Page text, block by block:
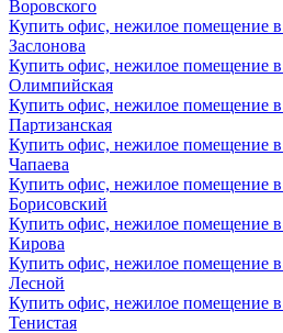
Воровского
Купить офис, нежилое помещение
Заслонова
Купить офис, нежилое помещение
Олимпийская
Купить офис, нежилое помещение
Партизанская
Купить офис, нежилое помещение
Чапаева
Купить офис, нежилое помещение
Борисовский
Купить офис, нежилое помещение
Кирова
Купить офис, нежилое помещение
Лесной
Купить офис, нежилое помещение
Тенистая